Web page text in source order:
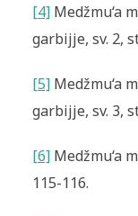
[4]Medžmu‘a
garbijje, sv. 2,
[5]Medžmu‘a
garbijje, sv. 3,
[6]Medžmu‘a
115-116.